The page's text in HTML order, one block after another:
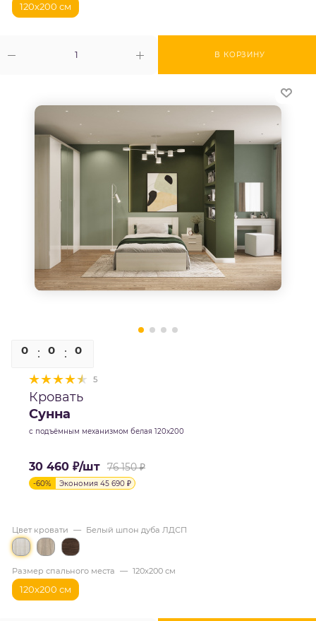
В КОРЗИНУ
120х200 см
0 0 0
5
Кровать
Сунна
с подъёмным механизмом белая 120х200
30 460 ₽/шт 76 150₽
-60% Экономия 45 690 ₽
Цвет кровати — Белый шпон дуба ЛДСП
Размер спального места — 120х200 см
120х200 см